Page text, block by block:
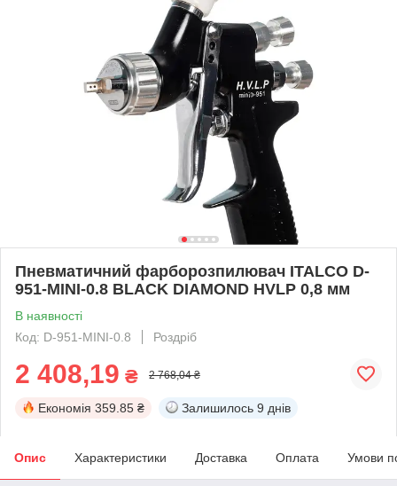
Пневматичний фарборозпилювач ITALCO D-
951-MINI-0.8 BLACK DIAMOND HVLP 0,8 мм
В наявності
Код: D-951-MINI-0.8
Роздріб
2 408,19 ₴ 2 768,04 ₴
Економія 359.85 ₴ Залишилось 9 днів
Опис Характеристики Доставка Оплата Умови